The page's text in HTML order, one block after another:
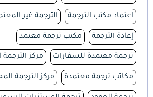
اعتماد مكتب الترجمة الترجمة غير
إعادة الترجمة مكتب ترجمة معتمد
ترجمة معتمدة للسفارات مركز الترجمة
مكاتب ترجمة معتمدة مركز الترجمة